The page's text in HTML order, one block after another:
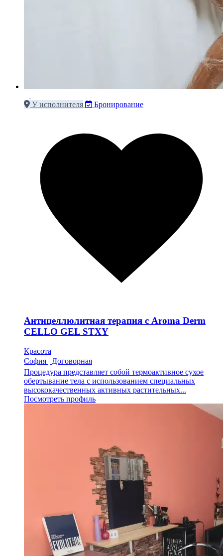
У исполнителя Бронирование
Антицеллюлитная терапия с Aroma Derm
CELLO GEL STXY
Красота
София | Договорная
Процедура представляет собой термоактивное сухое
обертывание тела с использованием специальных
высококачественных активных растительных...
Посмотреть профиль